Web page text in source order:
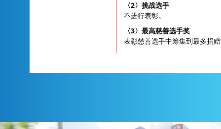
〈2〉挑战选手
不进行表彰。
〈3〉最高慈善选手奖
表彰慈善选手中筹集到最多捐